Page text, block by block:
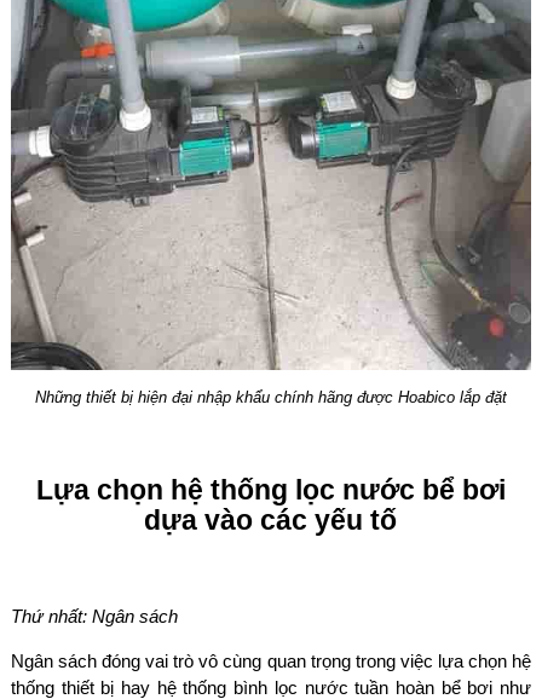
Những thiết bị hiện đại nhập khẩu chính hãng được Hoabico lắp đặt
Lựa chọn hệ thống lọc nước bể bơi
dựa vào các yếu tố
Thứ nhất: Ngân sách
Ngân sách đóng vai trò vô cùng quan trọng trong việc lựa chọn hệ
thống thiết bị hay hệ thống bình lọc nước tuần hoàn bể bơi như